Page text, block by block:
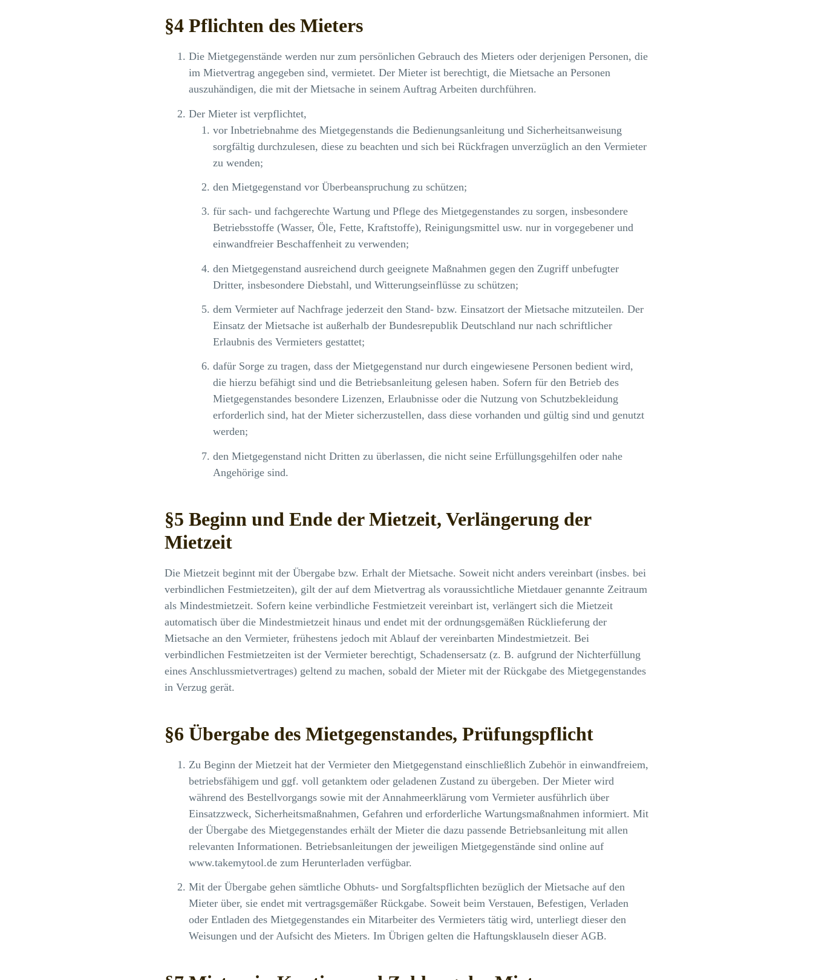
§4 Pflichten des Mieters
Die Mietgegenstände werden nur zum persönlichen Gebrauch des Mieters oder derjenigen Personen, die
im Mietvertrag angegeben sind, vermietet. Der Mieter ist berechtigt, die Mietsache an Personen
auszuhändigen, die mit der Mietsache in seinem Auftrag Arbeiten durchführen.
Der Mieter ist verpflichtet,
vor Inbetriebnahme des Mietgegenstands die Bedienungsanleitung und Sicherheitsanweisung
sorgfältig durchzulesen, diese zu beachten und sich bei Rückfragen unverzüglich an den Vermieter
zu wenden;
den Mietgegenstand vor Überbeanspruchung zu schützen;
für sach- und fachgerechte Wartung und Pflege des Mietgegenstandes zu sorgen, insbesondere
Betriebsstoffe (Wasser, Öle, Fette, Kraftstoffe), Reinigungsmittel usw. nur in vorgegebener und
einwandfreier Beschaffenheit zu verwenden;
den Mietgegenstand ausreichend durch geeignete Maßnahmen gegen den Zugriff unbefugter
Dritter, insbesondere Diebstahl, und Witterungseinflüsse zu schützen;
dem Vermieter auf Nachfrage jederzeit den Stand- bzw. Einsatzort der Mietsache mitzuteilen. Der
Einsatz der Mietsache ist außerhalb der Bundesrepublik Deutschland nur nach schriftlicher
Erlaubnis des Vermieters gestattet;
dafür Sorge zu tragen, dass der Mietgegenstand nur durch eingewiesene Personen bedient wird,
die hierzu befähigt sind und die Betriebsanleitung gelesen haben. Sofern für den Betrieb des
Mietgegenstandes besondere Lizenzen, Erlaubnisse oder die Nutzung von Schutzbekleidung
erforderlich sind, hat der Mieter sicherzustellen, dass diese vorhanden und gültig sind und genutzt
werden;
den Mietgegenstand nicht Dritten zu überlassen, die nicht seine Erfüllungsgehilfen oder nahe
Angehörige sind.
§5 Beginn und Ende der Mietzeit, Verlängerung der
Mietzeit
Die Mietzeit beginnt mit der Übergabe bzw. Erhalt der Mietsache. Soweit nicht anders vereinbart (insbes. bei
verbindlichen Festmietzeiten), gilt der auf dem Mietvertrag als voraussichtliche Mietdauer genannte Zeitraum
als Mindestmietzeit. Sofern keine verbindliche Festmietzeit vereinbart ist, verlängert sich die Mietzeit
automatisch über die Mindestmietzeit hinaus und endet mit der ordnungsgemäßen Rücklieferung der
Mietsache an den Vermieter, frühestens jedoch mit Ablauf der vereinbarten Mindestmietzeit. Bei
verbindlichen Festmietzeiten ist der Vermieter berechtigt, Schadensersatz (z. B. aufgrund der Nichterfüllung
eines Anschlussmietvertrages) geltend zu machen, sobald der Mieter mit der Rückgabe des Mietgegenstandes
in Verzug gerät.
§6 Übergabe des Mietgegenstandes, Prüfungspflicht
Zu Beginn der Mietzeit hat der Vermieter den Mietgegenstand einschließlich Zubehör in einwandfreiem,
betriebsfähigem und ggf. voll getanktem oder geladenen Zustand zu übergeben. Der Mieter wird
während des Bestellvorgangs sowie mit der Annahmeerklärung vom Vermieter ausführlich über
Einsatzzweck, Sicherheitsmaßnahmen, Gefahren und erforderliche Wartungsmaßnahmen informiert. Mit
der Übergabe des Mietgegenstandes erhält der Mieter die dazu passende Betriebsanleitung mit allen
relevanten Informationen. Betriebsanleitungen der jeweiligen Mietgegenstände sind online auf
www.takemytool.de zum Herunterladen verfügbar.
Mit der Übergabe gehen sämtliche Obhuts- und Sorgfaltspflichten bezüglich der Mietsache auf den
Mieter über, sie endet mit vertragsgemäßer Rückgabe. Soweit beim Verstauen, Befestigen, Verladen
oder Entladen des Mietgegenstandes ein Mitarbeiter des Vermieters tätig wird, unterliegt dieser den
Weisungen und der Aufsicht des Mieters. Im Übrigen gelten die Haftungsklauseln dieser AGB.